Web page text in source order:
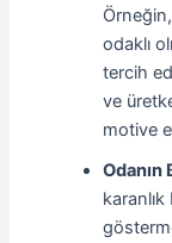
odaklı
tercih
ve
motive
Odanın